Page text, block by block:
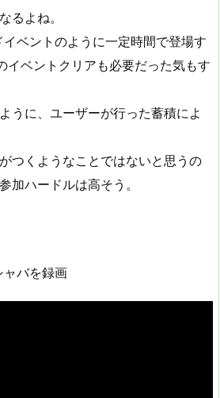
るよね。
ベントのように一定時間で登場す
イベントクリアも必要だった気もす
うに、ユーザーが行った蓄積によ
つくようなことではないと思うの
加ハードルは高そう。
バを録画